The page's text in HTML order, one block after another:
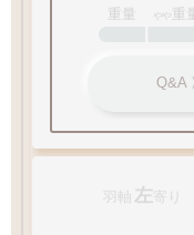
重量 やや 重量
Q&A
羽軸 左 寄り